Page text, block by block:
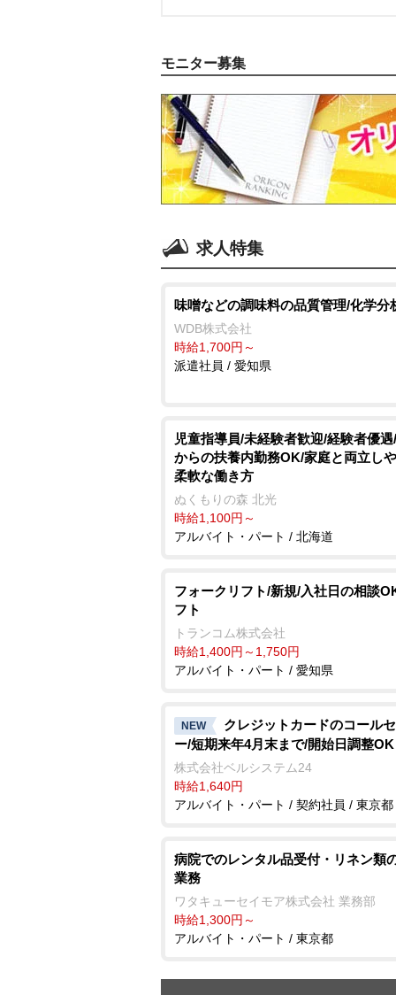
モニター募集
求人特集
味噌などの調味料の品質管理/化学分
WDB株式会社
時給1,700円～
派遣社員 / 愛知県
児童指導員/未経験者歓迎/経験者優
からの扶養内勤務OK/家庭と両立し
柔軟な働き方
ぬくもりの森 北光
時給1,100円～
アルバイト・パート / 北海道
フォークリフト/新規/入社日の相談
フト
トランコム株式会社
時給1,400円～1,750円
アルバイト・パート / 愛知県
NEW
クレジットカードのコール
ー/短期来年4月末まで/開始日調整OK
株式会社ベルシステム24
時給1,640円
アルバイト・パート / 契約社員 / 東京都
病院でのレンタル品受付・リネン類
業務
ワタキューセイモア株式会社 業務部
時給1,300円～
アルバイト・パート / 東京都